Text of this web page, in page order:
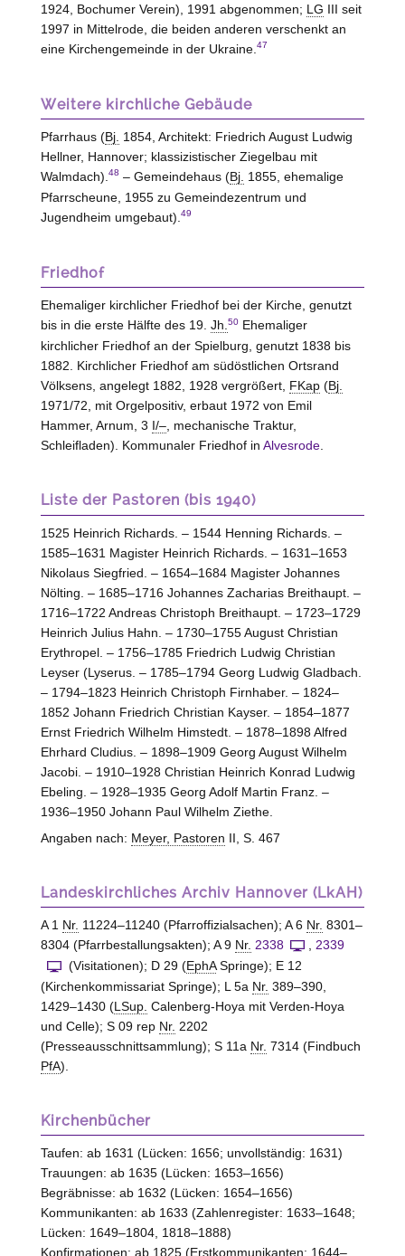
1924, Bochumer Verein), 1991 abgenommen; LG III seit
1997 in Mittelrode, die beiden anderen verschenkt an
eine Kirchengemeinde in der Ukraine. 47
Weitere kirchliche Gebäude
Pfarrhaus (Bj. 1854, Architekt: Friedrich August Ludwig
Hellner, Hannover; klassizistischer Ziegelbau mit
Walmdach).48 – Gemeindehaus (Bj. 1855, ehemalige
Pfarrscheune, 1955 zu Gemeindezentrum und
Jugendheim umgebaut).49
Friedhof
Ehemaliger kirchlicher Friedhof bei der Kirche, genutzt
bis in die erste Hälfte des 19. Jh.50Ehemaliger
kirchlicher Friedhof an der Spielburg, genutzt 1838 bis
1882. Kirchlicher Friedhof am südöstlichen Ortsrand
Völksens, angelegt 1882, 1928 vergrößert, FKap(Bj.
1971/72, mit Orgelpositiv, erbaut 1972 von Emil
Hammer, Arnum, 3 I/–, mechanische Traktur,
Schleifladen). Kommunaler Friedhof in Alvesrode.
Liste der Pastoren (bis 1940)
1525 Heinrich Richards. – 1544 Henning Richards. –
1585–1631 Magister Heinrich Richards. – 1631–1653
Nikolaus Siegfried. – 1654–1684 Magister Johannes
Nölting. – 1685–1716 Johannes Zacharias Breithaupt. –
1716–1722 Andreas Christoph Breithaupt. – 1723–1729
Heinrich Julius Hahn. – 1730–1755 August Christian
Erythropel. – 1756–1785 Friedrich Ludwig Christian
Leyser (Lyserus. – 1785–1794 Georg Ludwig Gladbach.
– 1794–1823 Heinrich Christoph Firnhaber. – 1824–
1852 Johann Friedrich Christian Kayser. – 1854–1877
Ernst Friedrich Wilhelm Himstedt. – 1878–1898 Alfred
Ehrhard Cludius. – 1898–1909 Georg August Wilhelm
Jacobi. – 1910–1928 Christian Heinrich Konrad Ludwig
Ebeling. – 1928–1935 Georg Adolf Martin Franz. –
1936–1950 Johann Paul Wilhelm Ziethe.
Angaben nach: Meyer, Pastoren II, S. 467
Landeskirchliches Archiv Hannover (LkAH)
A 1 Nr. 11224–11240 (Pfarroffizialsachen); A 6 Nr. 8301–
8304 (Pfarrbestallungsakten); A 9 Nr. 2338
2339
(Visitationen); D 29 (EphASpringe); E 12
(Kirchenkommissariat Springe); L 5a Nr. 389–390,
1429–1430 (LSup. Calenberg-Hoya mit Verden-Hoya
und Celle); S 09 rep Nr. 2202
(Presseausschnittsammlung); S 11a Nr. 7314 (Findbuch
PfA).
Kirchenbücher
Taufen: ab 1631 (Lücken: 1656; unvollständig: 1631)
Trauungen: ab 1635 (Lücken: 1653–1656)
Begräbnisse: ab 1632 (Lücken: 1654–1656)
Kommunikanten: ab 1633 (Zahlenregister: 1633–1648;
Lücken: 1649–1804, 1818–1888)
Konfirmationen: ab 1825 (Erstkommunikanten: 1644–